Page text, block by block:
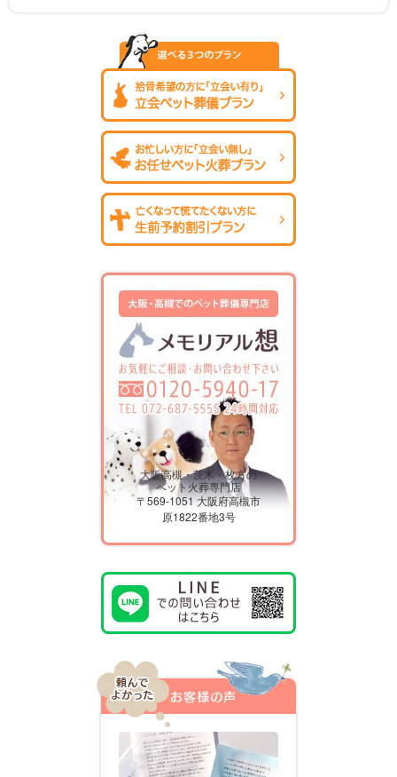
大阪高槻・茨木・枚方の
ペット火葬専門店
〒569-1051 大阪府高槻市
原1822番地3号